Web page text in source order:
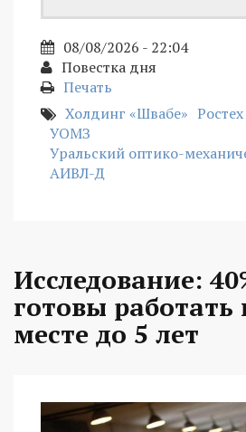
08/08/2026 - 22:04
Повестка дня
Печать
Холдинг «Швабе» Ростех
УОМЗ
Уральский оптико-
АИВЛ-Д
Исследование:
готовы
месте до 5 лет